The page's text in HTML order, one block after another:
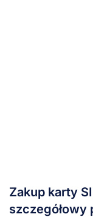
Zakup karty
szczegółowy